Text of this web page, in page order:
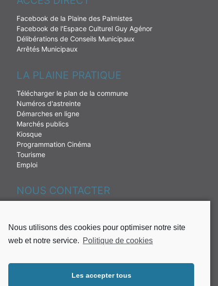
Nous utilisons des cookies pour optimiser notre site
web et notre service. Politique de cookies
Les accepter tous
Facebook de la Plaine des Palmistes
Facebook de l'Espace Culturel Guy Agénor
Délibérations de Conseils Municipaux
Arrêtés Municipaux
LA PLAINE PRATIQUE
Télécharger le plan de la commune
Numéros d'astreinte
Démarches en ligne
Marchés publics
Kiosque
Programmation Cinéma
Tourisme
Emploi
NOUS CONTACTER
Tél : 02 62 51 49 10